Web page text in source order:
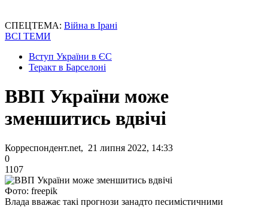
СПЕЦТЕМА: Війна в Ірані
ВСІ ТЕМИ
Вступ України в ЄС
Теракт в Барселоні
ВВП України може
зменшитись вдвічі
Корреспондент.net, 21 липня 2022, 14:33
0
1107
Фото: freepik
Влада вважає такі прогнози занадто песимістичними